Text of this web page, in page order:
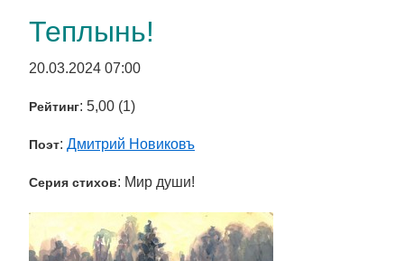
Теплынь!
20.03.2024 07:00
Рейтинг: 5,00 (1)
Поэт: Дмитрий Новиковъ
Серия стихов: Мир души!